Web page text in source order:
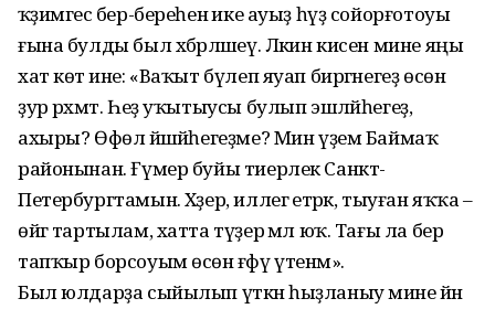
ҡәҙимгесә бер-береһенә ике ауыҙ һүҙ сойорғотоуы
ғына булды был хәбәрләшеү. Ләкин кисен мине яңы
хат көтә ине: «Ваҡыт бүлеп яуап биргәнегеҙ өсөн
ҙур рәхмәт. Һеҙ уҡытыусы булып эшләйһегеҙ,
ахыры? Өфөлә йәшәйһегеҙме? Мин үҙем Баймаҡ
районынан. Ғүмер буйы тиерлек Санкт-
Петербургтамын. Хәҙер, иллегә етәрәк, тыуған яҡҡа –
өйгә тартылам, хатта түҙер әмәл юҡ. Тағы ла бер
тапҡыр борсоуым өсөн ғәфү үтенәм».
Был юлдарҙа сыйылып үткән һыҙ­ланыу мине йәнә